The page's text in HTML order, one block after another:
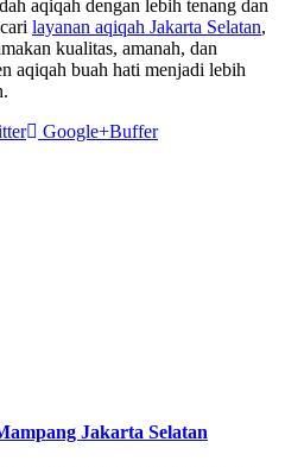
aqiqah dengan lebih tenang dan
layanan aqiqah Jakarta Selatan,
kualitas, amanah, dan
aqiqah buah hati menjadi lebih
Google+Buffer
Jakarta Selatan